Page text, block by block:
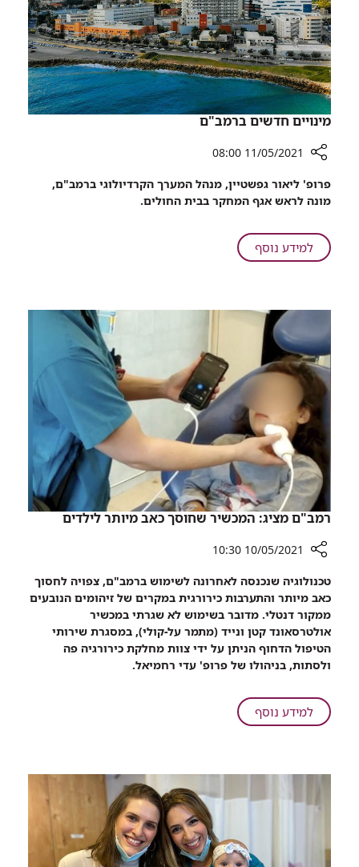
את
בית
החולים
מינויים חדשים ברמב"ם
שיתוף
מינויים
ברמב"ם
11/05/2021 08:00
פרופ' ליאור גפשטיין, מנהל המערך הקרדיולוגי ברמב"ם,
מונה לראש אגף המחקר בבית החולים.
למידע נוסףעל
מינויים
רמב"ם מציג: המכשיר שחוסך כאב מיותר לילדים
שיתוף
רמב"ם
מציג:
המכשיר
שחוסך
כאב
לילדים
10/05/2021 10:30
טכנולוגיה שנכנסה לאחרונה לשימוש ברמב"ם, צפויה לחסוך
כאב מיותר והתערבות כירורגית במקרים של זיהומים הנובעים
ממקור דנטלי. מדובר בשימוש לא שגרתי במכשיר
אולטרסאונד קטן ונייד (מתמר על-קולי), במסגרת שירותי
הטיפול הדחוף הניתן על ידי צוות מחלקת כירורגיה פה
ולסתות, בניהולו של פרופ' עדי רחמיאל.
למידע נוסףעל
רמב"ם
כאב